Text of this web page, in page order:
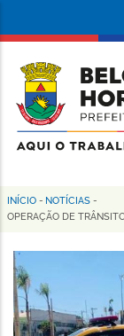
conteúdo
principal
da
de
Horizonte
Trilha
navegação
INÍCIO - NOTÍCIAS -
OPERAÇÃO DE